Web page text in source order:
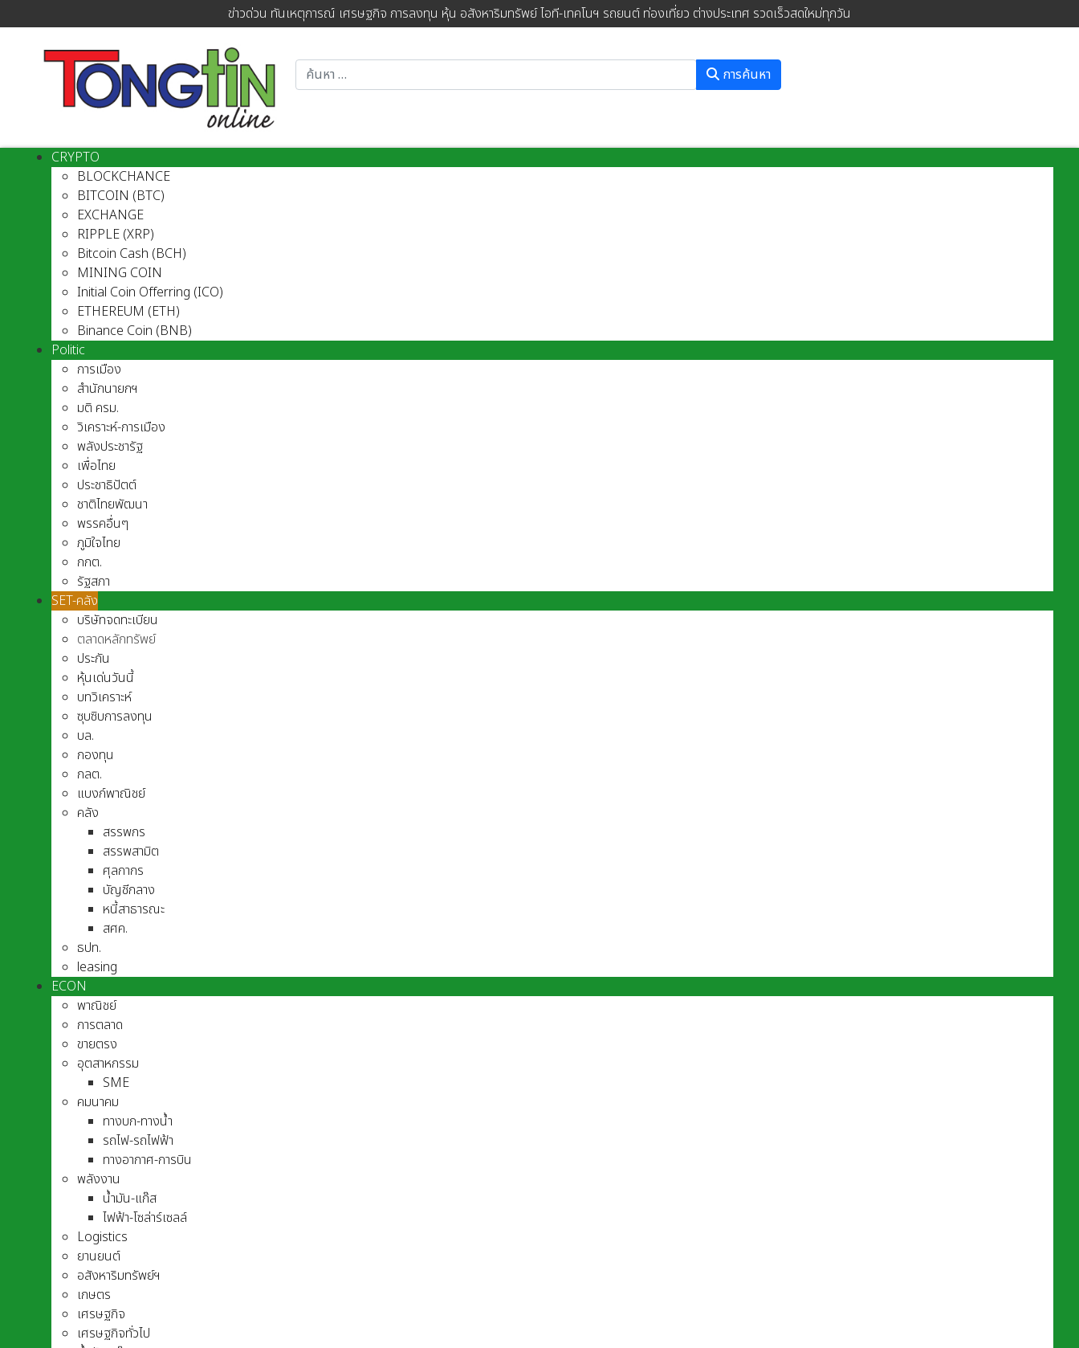
ข่าวด่วน ทันเหตุการณ์ เศรษฐกิจ การลงทุน หุ้น อสังหาริมทรัพย์ ไอที-เทคโนฯ รถยนต์ ท่องเที่ยว ต่างประเทศ รวดเร็วสดใหม่ทุกวัน
การค้นหา
CRYPTO
BLOCKCHANCE
BITCOIN (BTC)
EXCHANGE
RIPPLE (XRP)
Bitcoin Cash (BCH)
MINING COIN
Initial Coin Offerring (ICO)
ETHEREUM (ETH)
Binance Coin (BNB)
Politic
การเมือง
สำนักนายกฯ
มติ ครม.
วิเคราะห์-การเมือง
พลังประชารัฐ
เพื่อไทย
ประชาธิปัตต์
ชาติไทยพัฒนา
พรรคอื่นๆ
ภูมิใจไทย
กกต.
รัฐสภา
SET-คลัง
บริษัทจดทะเบียน
ตลาดหลักทรัพย์
ประกัน
หุ้นเด่นวันนี้
บทวิเคราะห์
ซุบซิบการลงทุน
บล.
กองทุน
กลต.
แบงก์พาณิชย์
คลัง
สรรพกร
สรรพสามิต
ศุลกากร
บัญชีกลาง
หนี้สาธารณะ
สศค.
ธปท.
leasing
ECON
พาณิชย์
การตลาด
ขายตรง
อุตสาหกรรม
SME
คมนาคม
ทางบก-ทางน้ำ
รถไฟ-รถไฟฟ้า
ทางอากาศ-การบิน
พลังงาน
น้ำมัน-แก๊ส
ไฟฟ้า-โซล่าร์เซลล์
Logistics
ยานยนต์
อสังหาริมทรัพย์ฯ
เกษตร
เศรษฐกิจ
เศรษฐกิจทั่วไป